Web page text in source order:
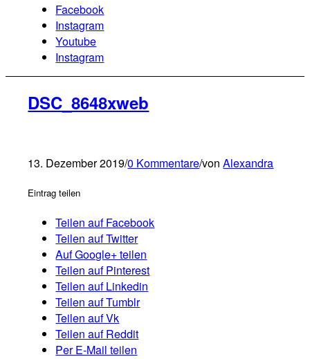
Facebook
Instagram
Youtube
Instagram
DSC_8648xweb
13. Dezember 2019/0 Kommentare/vonAlexandra
Eintrag teilen
Teilen auf Facebook
Teilen auf Twitter
Auf Google+ teilen
Teilen auf Pinterest
Teilen auf Linkedin
Teilen auf Tumblr
Teilen auf Vk
Teilen auf Reddit
Per E-Mail teilen